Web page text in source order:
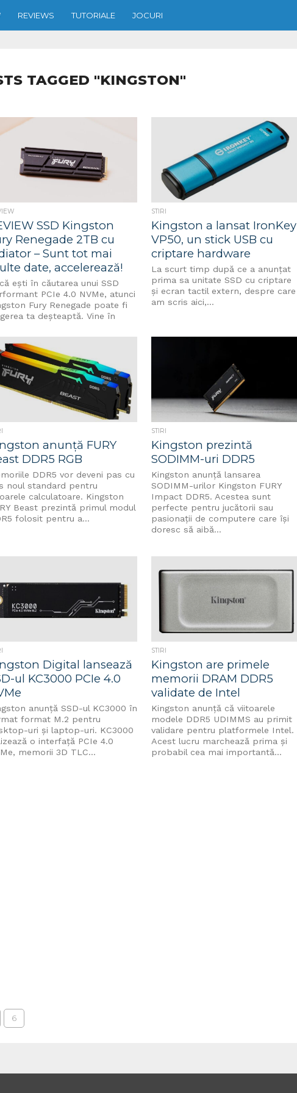
REVIEWS TUTORIALE JOCURI
TAGGED "KINGSTON"
SSD Kingston
Renegade 2TB cu
– Sunt tot mai
date, accelerează!
ești în căutarea unui SSD
PCIe 4.0 NVMe, atunci
Fury Renegade poate fi
ta deșteaptă. Vine în
STIRI
Kingston a lansat IronKey
VP50, un stick USB cu
criptare hardware
La scurt timp după ce a anunțat
prima sa unitate SSD cu criptare
și ecran tactil extern, despre care
am scris aici,...
anunţă FURY
DDR5 RGB
DDR5 vor deveni pas cu
noul standard pentru
calculatoare. Kingston
Beast prezintă primul modul
folosit pentru a...
STIRI
Kingston prezintă
SODIMM-uri DDR5
Kingston anunță lansarea
SODIMM-urilor Kingston FURY
Impact DDR5. Acestea sunt
perfecte pentru jucătorii sau
pasionații de computere care își
doresc să aibă...
Digital lansează
ul KC3000 PCIe 4.0
anunță SSD-ul KC3000 în
format M.2 pentru
uri și laptop-uri. KC3000
o interfață PCIe 4.0
memorii 3D TLC...
STIRI
Kingston are primele
memorii DRAM DDR5
validate de Intel
Kingston anunţă că viitoarele
modele DDR5 UDIMMS au primit
validare pentru platformele Intel.
Acest lucru marchează prima și
probabil cea mai importantă...
6